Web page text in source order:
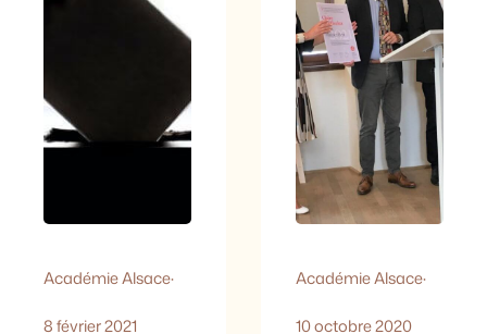
synthèse mené par
parmi les diplômés
de l’année de la
Haute école des…
Académie Alsace·
8 février 2021
Académie Alsace·
10 octobre 2020